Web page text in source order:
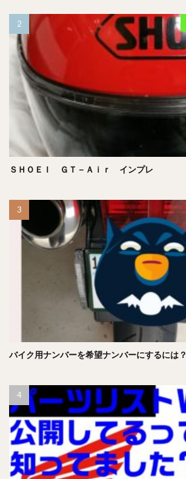
ＳＨＯＥＩ ＧＴ－Ａｉｒ インプレ
バイク用ナンバーを希望ナンバーにするには？